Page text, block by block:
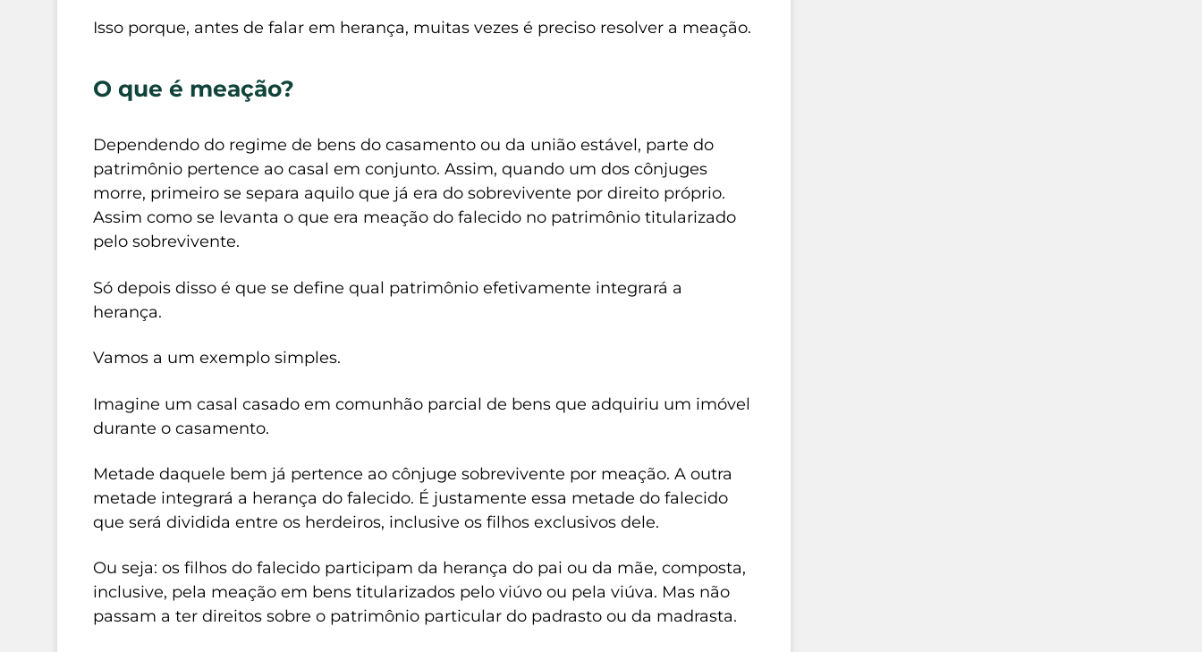
Isso porque, antes de falar em herança, muitas vezes é preciso resolver a meação.
O que é meação?
Dependendo do regime de bens do casamento ou da união estável, parte do
patrimônio pertence ao casal em conjunto. Assim, quando um dos cônjuges
morre, primeiro se separa aquilo que já era do sobrevivente por direito próprio.
Assim como se levanta o que era meação do falecido no patrimônio titularizado
pelo sobrevivente.
Só depois disso é que se define qual patrimônio efetivamente integrará a
herança.
Vamos a um exemplo simples.
Imagine um casal casado em comunhão parcial de bens que adquiriu um imóvel
durante o casamento.
Metade daquele bem já pertence ao cônjuge sobrevivente por meação. A outra
metade integrará a herança do falecido. É justamente essa metade do falecido
que será dividida entre os herdeiros, inclusive os filhos exclusivos dele.
Ou seja: os filhos do falecido participam da herança do pai ou da mãe, composta,
inclusive, pela meação em bens titularizados pelo viúvo ou pela viúva. Mas não
passam a ter direitos sobre o patrimônio particular do padrasto ou da madrasta.